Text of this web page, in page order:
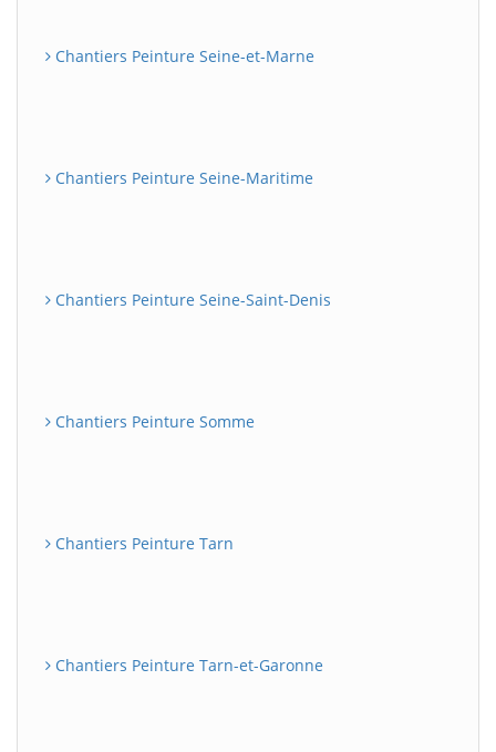
Chantiers Peinture Seine-et-Marne
Chantiers Peinture Seine-Maritime
Chantiers Peinture Seine-Saint-Denis
Chantiers Peinture Somme
Chantiers Peinture Tarn
Chantiers Peinture Tarn-et-Garonne